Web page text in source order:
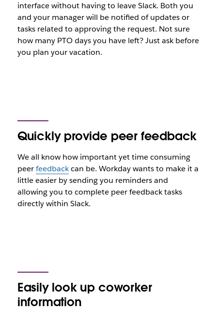
interface without having to leave Slack. Both you
and your manager will be notified of updates or
tasks related to approving the request. Not sure
how many PTO days you have left? Just ask before
you plan your vacation.
Quickly provide peer feedback
We all know how important yet time consuming
peerfeedbackcan be. Workday wants to make it a
little easier by sending you reminders and
allowing you to complete peer feedback tasks
directly within Slack.
Easily look up coworker
information